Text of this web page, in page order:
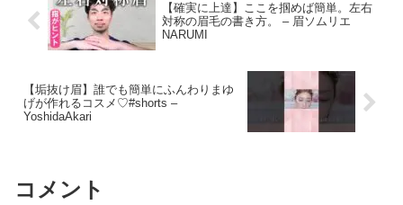
【確実に上達】ここを掴めば簡単。左右
対称の眉毛の書き方。 – 眉ソムリエ
NARUMI
【垢抜け眉】誰でも簡単にふんわりまゆ
げが作れるコスメ♡#shorts –
YoshidaAkari
コメント